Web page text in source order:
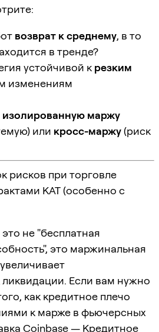
возврат к среднему, в то
в тренде?
устойчивой к резким
изменениям
изолированную маржу
или кросс-маржу(риск
рисков при торговле
KAT (особенно с
не "бесплатная
это маржинальная
ликвидации. Если вам нужно
как кредитное плечо
к марже в фьючерсных
Coinbase — Кредитное